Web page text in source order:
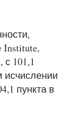
Institute,
с 101,1
исчислении
пункта в